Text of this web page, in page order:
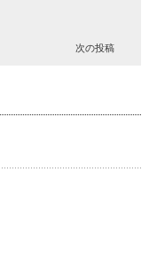
次の投稿